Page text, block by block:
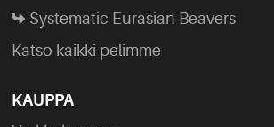
Systematic Eurasian Beavers
Katso kaikki pelimme
KAUPPA